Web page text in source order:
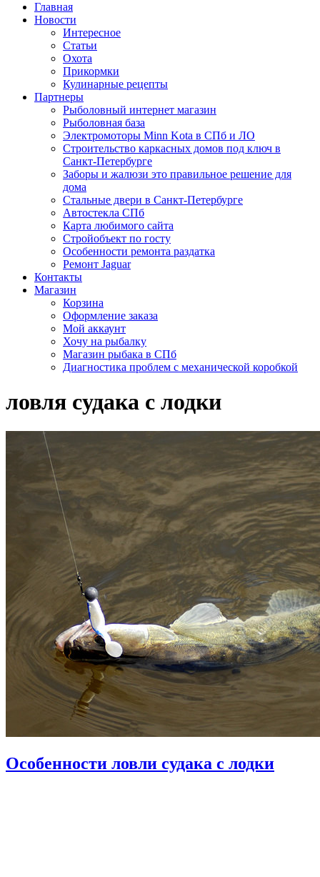
Главная
Новости
Интересное
Статьи
Охота
Прикормки
Кулинарные рецепты
Партнеры
Рыболовный интернет магазин
Рыболовная база
Электромоторы Minn Kota в СПб и ЛО
Строительство каркасных домов под ключ в
Санкт-Петербурге
Заборы и жалюзи это правильное решение для
дома
Стальные двери в Санкт-Петербурге
Автостекла СПб
Карта любимого сайта
Стройобъект по госту
Особенности ремонта раздатка
Ремонт Jaguar
Контакты
Магазин
Корзина
Оформление заказа
Мой аккаунт
Хочу на рыбалку
Магазин рыбака в СПб
Диагностика проблем с механической коробкой
ловля судака с лодки
Особенности ловли судака с лодки